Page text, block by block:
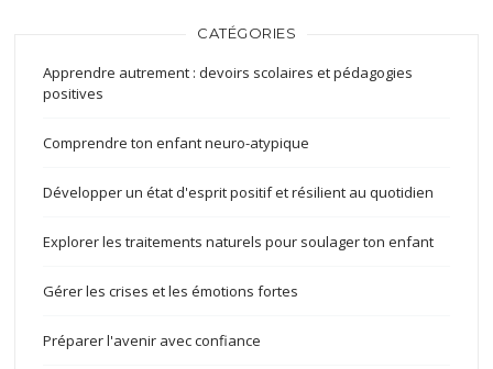
CATÉGORIES
Apprendre autrement : devoirs scolaires et pédagogies
positives
Comprendre ton enfant neuro-atypique
Développer un état d'esprit positif et résilient au quotidien
Explorer les traitements naturels pour soulager ton enfant
Gérer les crises et les émotions fortes
Préparer l'avenir avec confiance